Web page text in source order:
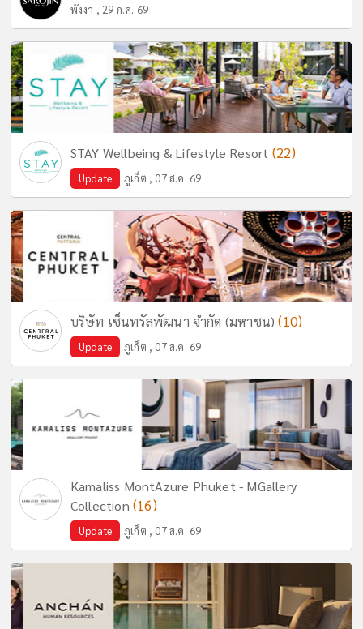
พังงา , 29 ก.ค. 69
STAY Wellbeing & Lifestyle Resort (22)
Update ภูเก็ต , 07 ส.ค. 69
บริษัท เซ็นทรัลพัฒนา จำกัด (มหาชน)(10)
Update ภูเก็ต , 07 ส.ค. 69
Kamaliss MontAzure Phuket - MGallery
Collection (16)
Update ภูเก็ต , 07 ส.ค. 69